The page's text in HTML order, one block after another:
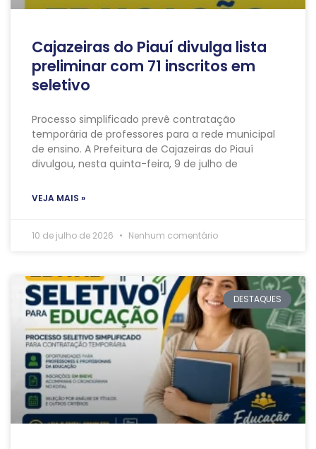
Cajazeiras do Piauí divulga lista
preliminar com 71 inscritos em
seletivo
Processo simplificado prevê contratação
temporária de professores para a rede municipal
de ensino. A Prefeitura de Cajazeiras do Piauí
divulgou, nesta quinta-feira, 9 de julho de
VEJA MAIS »
10 de julho de 2026 Nenhum comentário
DESTAQUES